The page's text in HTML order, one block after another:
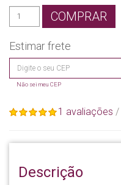
COMPRAR
Estimar frete
Não sei meu CEP
1 avaliações /
Descrição